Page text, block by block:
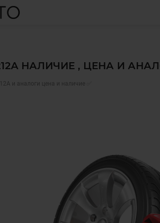
НАЛИЧИЕ , ЦЕНА И
и аналоги цена и наличие ✅